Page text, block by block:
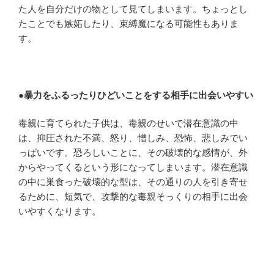
た人を自分だけの物として見てしまいます。ちょっとし
たことでも嫉妬したり、束縛魔になる可能性もありま
す。
●暴力をふるったりひどいことをする相手に出会いやすい
毒親に育てられた子供は、毒親のせいで潜在意識の中
は、抑圧された不満、怒り、憎しみ、恐怖、悲しみでい
っぱいです。恐ろしいことに、その破壊的な感情が、外
からやってくるという形になってしまいます。潜在意識
の中に巣食った破壊的な型は、その通りの人を引き寄せ
るために、短気で、攻撃的な毒親そっくりの相手に出会
いやすくなります。